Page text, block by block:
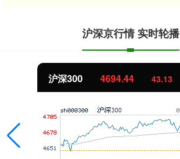
沪深京行情 实时轮播
沪深300 4694.44 43.13